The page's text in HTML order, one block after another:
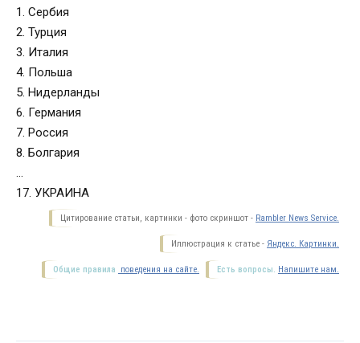
1. Сербия
2. Турция
3. Италия
4. Польша
5. Нидерланды
6. Германия
7. Россия
8. Болгария
17. УКРАИНА
Цитирование статьи, картинки - фото скриншот - Rambler News Service.
Иллюстрация к статье - Яндекс. Картинки.
Есть вопросы. Напишите нам.
Общие правила поведения на сайте.